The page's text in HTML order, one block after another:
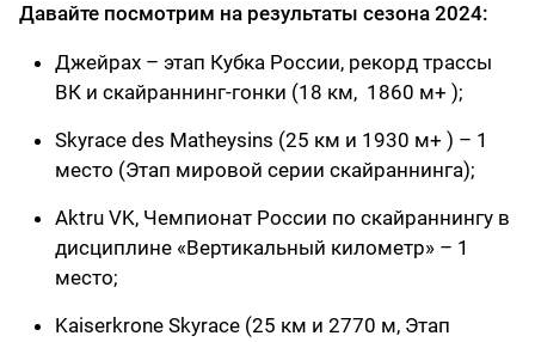
Давайте посмотрим на результаты сезона 2024:
Джейрах – этап Кубка России, рекорд трассы
ВК и скайраннинг-гонки (18 км, 1860 м+ );
Skyrace des Matheysins (25 км и 1930 м+ ) – 1
место (Этап мировой серии скайраннинга);
Aktru VK, Чемпионат России по скайраннингу в
дисциплине «Вертикальный километр» – 1
место;
Kaiserkrone Skyrace (25 км и 2770 м, Этап